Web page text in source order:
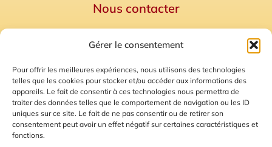
Gérer le consentement
Pour offrir les meilleures expériences, nous utilisons des technologies
telles que les cookies pour stocker et/ou accéder aux informations des
appareils. Le fait de consentir à ces technologies nous permettra de
traiter des données telles que le comportement de navigation ou les ID
uniques sur ce site. Le fait de ne pas consentir ou de retirer son
consentement peut avoir un effet négatif sur certaines caractéristiques et
fonctions.
Nous contacter
Mentions Légales
Plan du site
Gestion des Cookies